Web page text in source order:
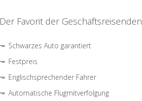
Der Favorit der Geschäftsreisenden
Schwarzes Auto garantiert
Festpreis
Englischsprechender Fahrer
Automatische Flugmitverfolgung